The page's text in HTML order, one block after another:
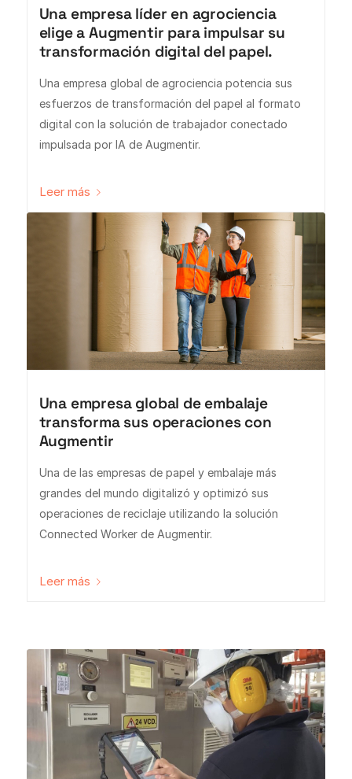
Una empresa líder en agrociencia
elige a Augmentir para impulsar su
transformación digital del papel.
Una empresa global de agrociencia potencia sus
esfuerzos de transformación del papel al formato
digital con la solución de trabajador conectado
impulsada por IA de Augmentir.
Leer más
Una empresa global de embalaje
transforma sus operaciones con
Augmentir
Una de las empresas de papel y embalaje más
grandes del mundo digitalizó y optimizó sus
operaciones de reciclaje utilizando la solución
Connected Worker de Augmentir.
Leer más